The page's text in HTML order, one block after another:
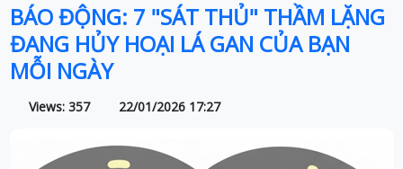
BÁO ĐỘNG: 7 "SÁT THỦ" THẦM LẶNG
ĐANG HỦY HOẠI LÁ GAN CỦA BẠN
MỖI NGÀY
Views: 357 22/01/2026 17:27